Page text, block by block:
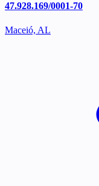
47.928.169/0001-70
Maceió, AL